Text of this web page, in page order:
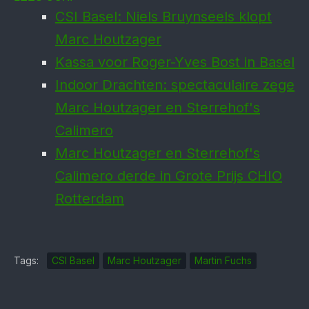
CSI Basel: Niels Bruynseels klopt
Marc Houtzager
Kassa voor Roger-Yves Bost in Basel
Indoor Drachten: spectaculaire zege
Marc Houtzager en Sterrehof's
Calimero
Marc Houtzager en Sterrehof's
Calimero derde in Grote Prijs CHIO
Rotterdam
Tags: CSI Basel Marc Houtzager Martin Fuchs